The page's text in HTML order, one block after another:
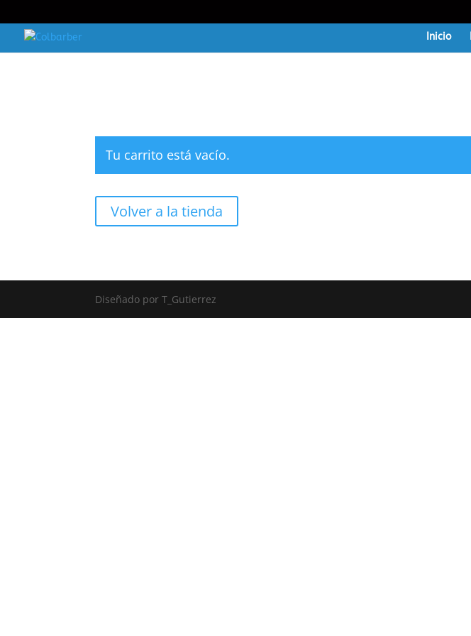
Inicio
Tu carrito está vacío.
Volver a la tienda
Diseñado porT_Gutierrez